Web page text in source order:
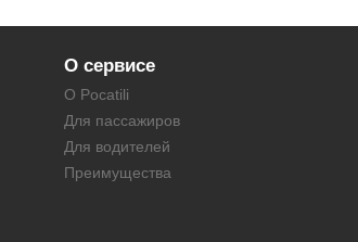
О сервисе
О Pocatili
Для пассажиров
Для водителей
Преимущества